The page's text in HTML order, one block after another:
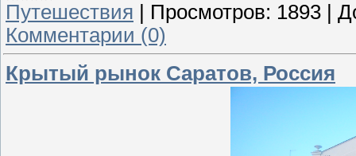
Путешествия
Просмотров: 1893
Комментарии (0)
Крытый рынок Саратов, Россия